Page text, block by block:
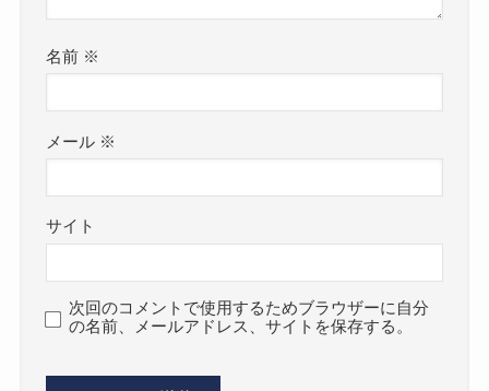
名前 ※
メール ※
サイト
次回のコメントで使用するためブラウザーに自分
の名前、メールアドレス、サイトを保存する。